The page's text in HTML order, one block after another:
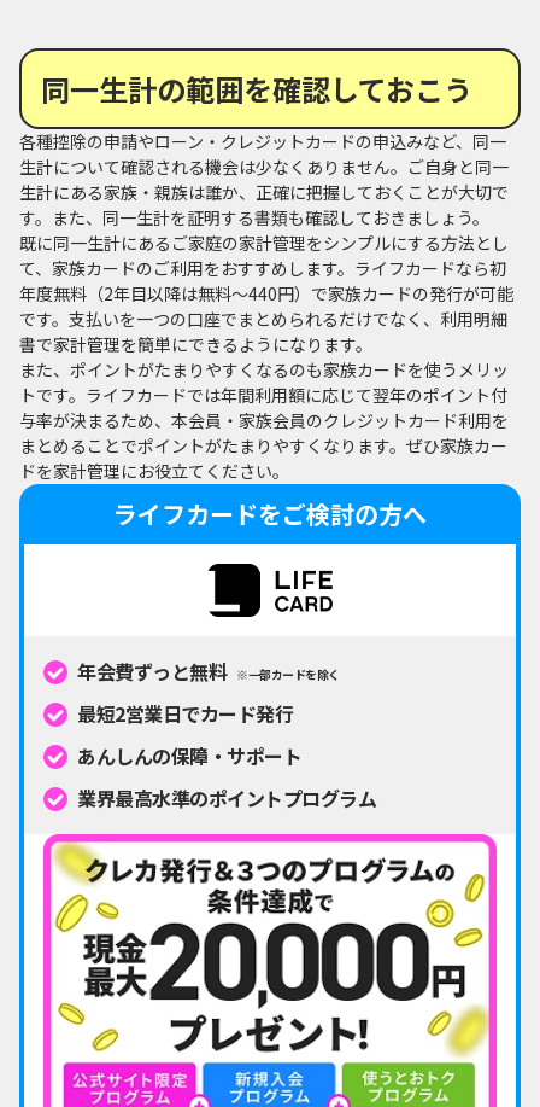
同一生計の範囲を確認しておこう
各種控除の申請やローン・クレジットカードの申込みなど、同一
生計について確認される機会は少なくありません。ご自身と同一
生計にある家族・親族は誰か、正確に把握しておくことが大切で
す。また、同一生計を証明する書類も確認しておきましょう。
既に同一生計にあるご家庭の家計管理をシンプルにする方法とし
て、家族カードのご利用をおすすめします。ライフカードなら初
年度無料（2年目以降は無料～440円）で家族カードの発行が可能
です。支払いを一つの口座でまとめられるだけでなく、利用明細
書で家計管理を簡単にできるようになります。
また、ポイントがたまりやすくなるのも家族カードを使うメリッ
トです。ライフカードでは年間利用額に応じて翌年のポイント付
与率が決まるため、本会員・家族会員のクレジットカード利用を
まとめることでポイントがたまりやすくなります。ぜひ家族カー
ドを家計管理にお役立てください。
ライフカードをご検討の方へ
年会費ずっと無料 ※一部カードを除く
最短2営業日でカード発行
あんしんの保障・サポート
業界最高水準のポイントプログラム